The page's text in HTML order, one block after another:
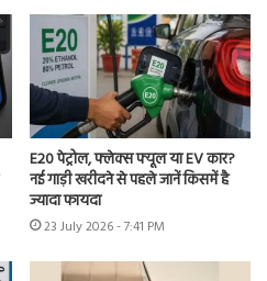
E20 पेट्रोल, फ्लेक्स फ्यूल या EV कार?
नई गाड़ी खरीदने से पहले जानें किसमें है
ज्यादा फायदा
23 July 2026 - 7:41 PM